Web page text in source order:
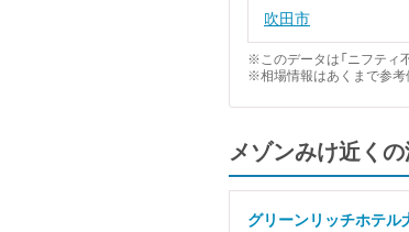
吹田市
※このデータは「ニフティ
※相場情報はあくまで参考
メゾンみけ近く
グリーンリッチホテ